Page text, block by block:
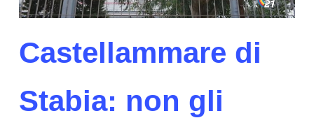
Castellammare di
Stabia: non gli